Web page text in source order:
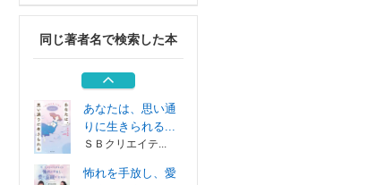
同じ著者名で検索した本
ＰＨＰエディタ...
次元上昇をリード
する３６５日
ＫＡＤＯＫＡＷＡ
あなたは、思い通
りに生きられる...
ＳＢクリエイテ...
怖れを手放し、愛